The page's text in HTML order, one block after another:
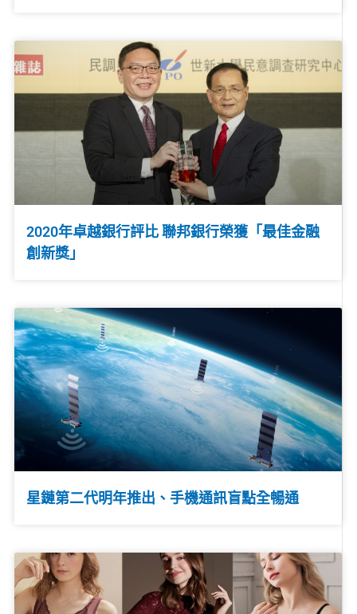
2020年卓越銀行評比 聯邦銀行榮獲「最佳金融
創新獎」
星鏈第二代明年推出、手機通訊盲點全暢通